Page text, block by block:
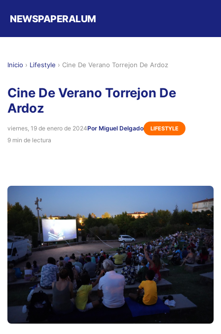
NEWSPAPERALUM
Inicio › Lifestyle › Cine De Verano Torrejon De Ardoz
Cine De Verano Torrejon De
Ardoz
viernes, 19 de enero de 2024Por Miguel Delgado LIFESTYLE
9 min de lectura